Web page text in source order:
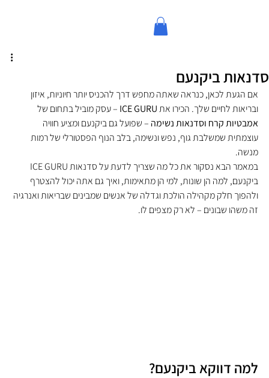
סדנאות ביקנעם
אם הגעת לכאן, כנראה שאתה מחפש דרך להכניס יותר חיוניות, איזון
ובריאות לחיים שלך. הכירו את ICE GURU – עסק מוביל בתחום של
אמבטיות קרח וסדנאות נשימה – שפועל גם ביקנעם ומציע חוויה
עוצמתית שמשלבת גוף, נפש ונשימה, בלב הנוף הפסטורלי של רמות
מנשה.
ביקנעם, למה הן שונות, למי הן מתאימות, ואיך גם אתה יכול להצטרף
ולהפוך חלק מקהילה הולכת וגדלה של אנשים שמבינים שבריאות ואנרגיה
זה משהו שבונים – לא רק מצפים לו.
למה דווקא ביקנעם?